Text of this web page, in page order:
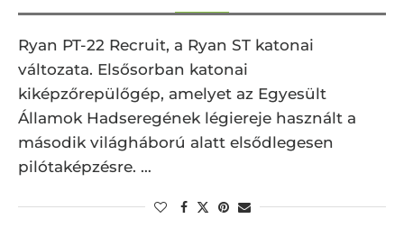
Ryan PT-22 Recruit, a Ryan ST katonai
változata. Elsősorban katonai
kiképzőrepülőgép, amelyet az Egyesült
Államok Hadseregének légiereje használt a
második világháború alatt elsődlegesen
pilótaképzésre. …